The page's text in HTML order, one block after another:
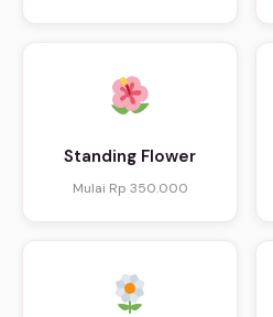
Standing Flower
Mulai Rp 350.000